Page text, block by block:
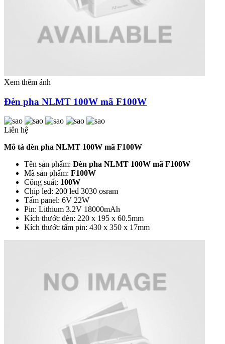
Xem thêm ảnh
Đèn pha NLMT 100W mã F100W
Liên hệ
Mô tả đèn pha NLMT 100W mã F100W
Tên sản phẩm: Đèn pha NLMT 100W mã F100W
Mã sản phẩm: F100W
Công suất: 100W
Chip led: 200 led 3030 osram
Tấm panel: 6V 22W
Pin: Lithium 3.2V 18000mAh
Kích thước đèn: 220 x 195 x 60.5mm
Kích thước tấm pin: 430 x 350 x 17mm